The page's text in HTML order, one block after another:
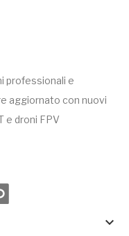
professionali e
aggiornato con nuovi
e droni FPV
keyboard_arrow_down